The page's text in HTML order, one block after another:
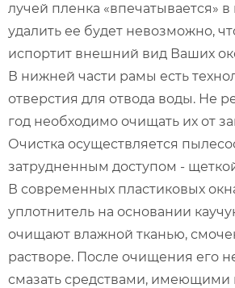
лучей пленка «впечатывается»
удалить ее будет невозможно,
испортит внешний вид Ваших
В нижней части рамы есть
отверстия для отвода воды. Не
год необходимо очищать их от
Очистка осуществляется
затрудненным доступом -
В современных пластиковых
уплотнитель на основании
очищают влажной тканью,
растворе. После очищения его
смазать средствами, имеющими